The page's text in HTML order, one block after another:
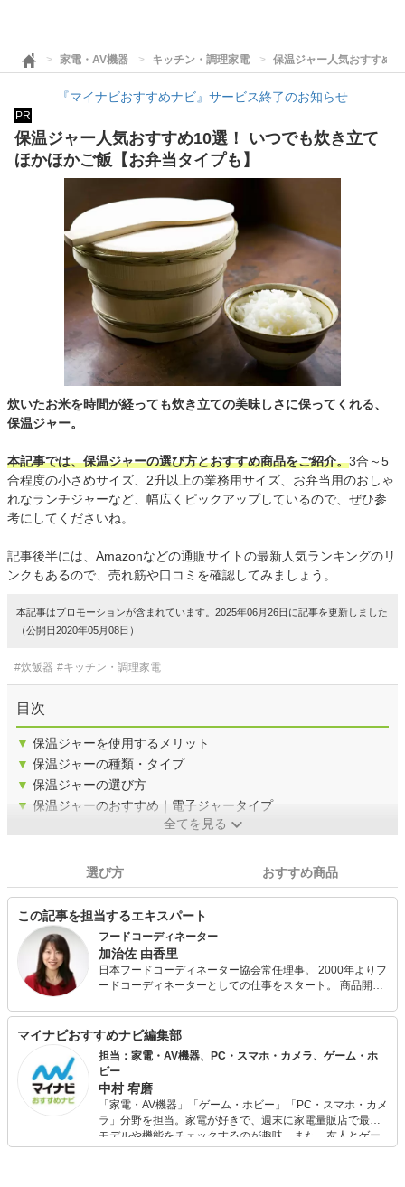
家電・AV機器 キッチン・調理家電 保温ジャー人気おすすめ
『マイナビおすすめナビ』サービス終了のお知らせ
PR
保温ジャー人気おすすめ10選！ いつでも炊き立て
ほかほかご飯【お弁当タイプも】
炊いたお米を時間が経っても炊き立ての美味しさに保ってくれる、
保温ジャー。
本記事では、保温ジャーの選び方とおすすめ商品をご紹介。3合～5
合程度の小さめサイズ、2升以上の業務用サイズ、お弁当用のおしゃ
れなランチジャーなど、幅広くピックアップしているので、ぜひ参
考にしてくださいね。
記事後半には、Amazonなどの通販サイトの最新人気ランキングのリ
ンクもあるので、売れ筋や口コミを確認してみましょう。
本記事はプロモーションが含まれています。2025年06月26日に記事を更新しました
（公開日2020年05月08日）
#炊飯器 #キッチン・調理家電
目次
▼ 保温ジャーを使用するメリット
▼ 保温ジャーの種類・タイプ
▼ 保温ジャーの選び方
▼ 保温ジャーのおすすめ｜電子ジャータイプ
全てを見る
選び方 おすすめ商品
この記事を担当するエキスパート
フードコーディネーター
加治佐 由香里
日本フードコーディネーター協会常任理事。 2000年よりフ
ードコーディネーターとしての仕事をスタート。 商品開
運営、講演会講師、料理教室講師など、食に関する業務に
広く携わり、「食の楽しさと大切さ」を伝えています。 新
しいもの、便利なものを取り入れながら、古き良きもの、
伝統的な食文化も重んじるのが私のスタイル。 ここでは、
豊かなフードライフスタイルの実現に役立つ提案を行って
いきたいと思っています。
マイナビおすすめナビ編集部
担当：家電・AV機器、PC・スマホ・カメラ、ゲーム・ホ
ビー
中村 宥磨
「家電・AV機器」「ゲーム・ホビー」「PC・スマホ・カメ
ラ」分野を担当。家電が好きで、週末に家電量販店で最新
モデルや機能をチェックするのが趣味。また、友人とゲー
ムを楽しみながら、新作タイトルやイベント情報もいち早